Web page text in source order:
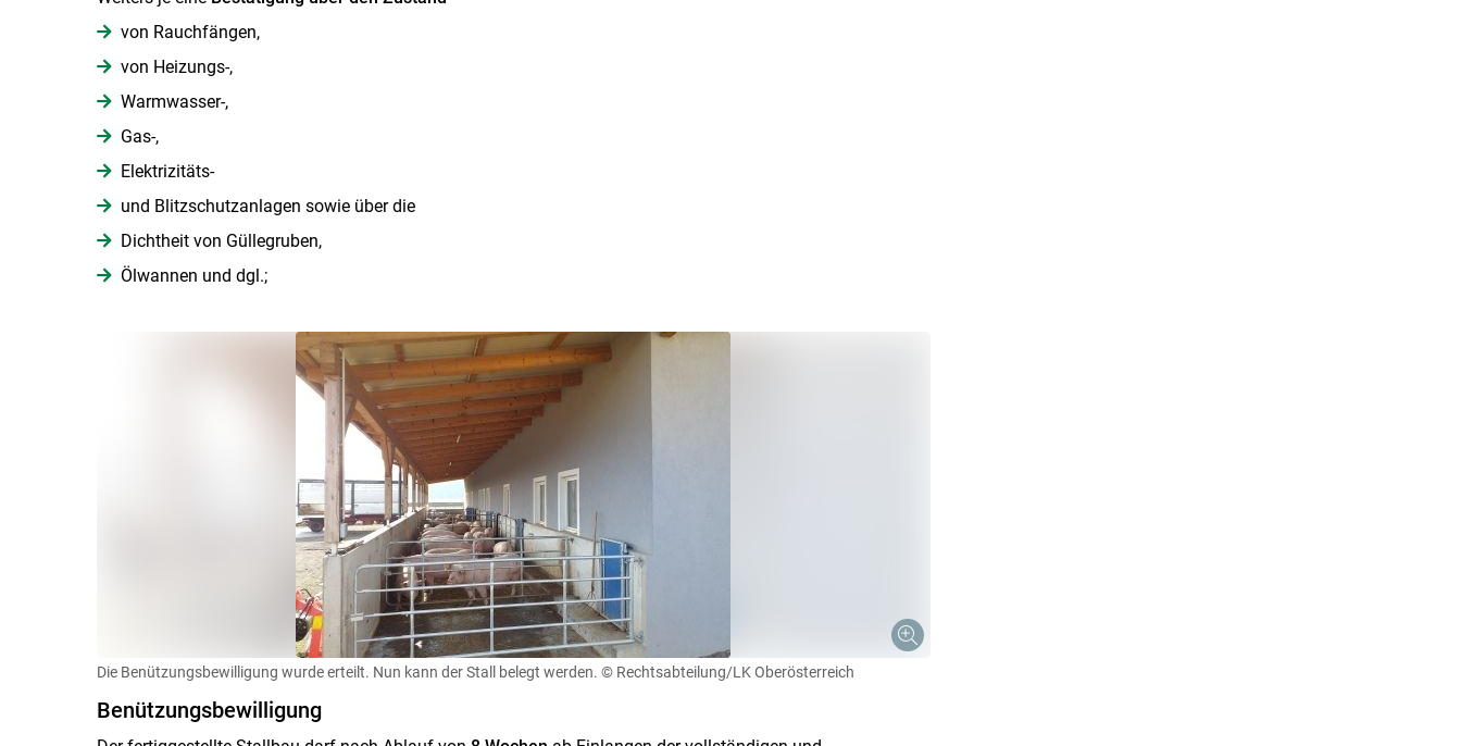
von Rauchfängen,
von Heizungs-,
Warmwasser-,
Gas-,
Elektrizitäts-
und Blitzschutzanlagen sowie über die
Dichtheit von Güllegruben,
Ölwannen und dgl.;
Die Benützungsbewilligung wurde erteilt. Nun kann der Stall belegt werden. © Rechtsabteilung/LK Oberösterreich
Benützungsbewilligung